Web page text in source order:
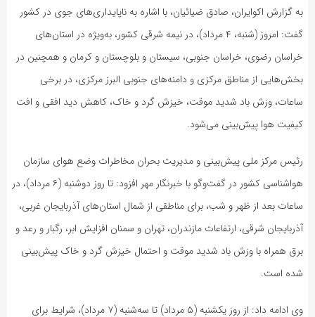
به گزارش اکوایران، صادق ضیائیان، با اشاره به ناپایداری‌های جوی در کشور
گفت: امروز (شنبه، ۴ مرداد)، در نیمه شرقی کشور، به‌ویژه در استان‌های
خراسان رضوی، خراسان جنوبی، سیستان و بلوچستان و کرمان و همچنین در
بخش‌هایی از مناطق مرکزی و دامنه‌های جنوبی البرز مرکزی، در برخی
ساعات، وزش باد شدید موقت، خیزش گرد و خاک، کاهش دید افقی و افت
کیفیت هوا پیش‌بینی می‌شود.
رئیس مرکز ملی پیش‌بینی و مدیریت بحران مخاطرات وضع هوای سازمان
هواشناسی کشور در گفت‌وگو با خبرنگار مهر افزود: تا روز دوشنبه (۶ مرداد)، در
ساعات بعد از ظهر و شب، برای مناطقی از شمال استان‌های آذربایجان غربی،
آذربایجان شرقی، ارتفاعات مازندران، تهران و سمنان افزایش ابر، رگبار و رعد و
برق همراه با وزش باد شدید موقت و احتمال خیزش گرد و خاک پیش‌بینی
شده است.
وی ادامه داد: از روز یکشنبه (۵ مرداد) تا سه‌شنبه (۷ مرداد)، شرایط برای